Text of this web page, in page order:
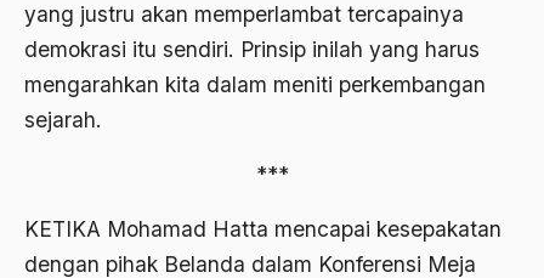
yang justru akan memperlambat tercapainya
demokrasi itu sendiri. Prinsip inilah yang harus
mengarahkan kita dalam meniti perkembangan
sejarah.
***
KETIKA Mohamad Hatta mencapai kesepakatan
dengan pihak Belanda dalam Konferensi Meja
Agama dan negaraa
Agama dan Politik
Agama di Asia